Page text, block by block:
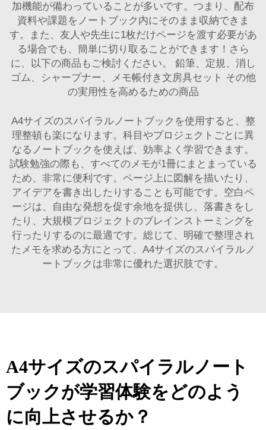
加機能が備わっていることが多いです。つまり、配布
資料や課題をノートブック内にそのまま収納できま
す。また、友人や先生に1枚だけページを渡す必要があ
る場合でも、簡単に切り取ることができます！さら
に、以下の商品もご検討ください。 鉛筆、定規、消し
ゴム、シャープナー、メモ帳付き文房具セット その他
の実用性を高めるための商品
A4サイズのスパイラルノートブックを使用すると、整
理整頓も楽になります。科目やプロジェクトごとに異
なるノートブックを使えば、効率よく学習できます。
試験勉強の際も、すべてのメモが1冊にまとまっている
ため、非常に便利です。ページ上に図解を描いたり、
アイデアを書き出したりすることも可能です。空白ペ
ージは、自由な発想を促す余地を提供し、落書きをし
たり、大規模プロジェクトのブレインストーミングを
行ったりするのに最適です。総じて、明確で整理され
たメモを求める方にとって、A4サイズのスパイラルノ
ートブックは非常に優れた選択肢です。
A4サイズのスパイラルノート
ブックが学習体験をどのよう
に向上させるか？